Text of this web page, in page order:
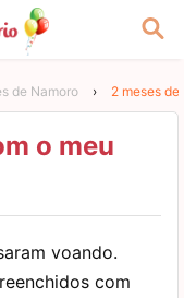
de Namoro › 2 meses
o meu
voando.
com